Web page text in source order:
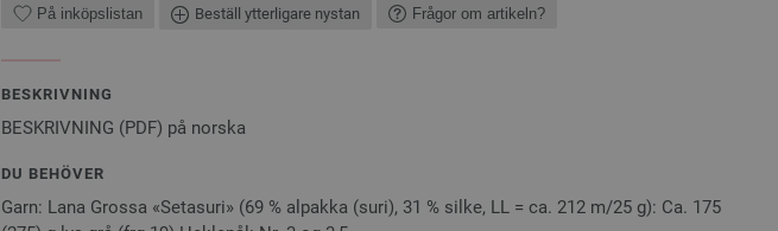
På inköpslistan Beställ ytterligare nystan Frågor om artikeln?
BESKRIVNING
BESKRIVNING (PDF) på norska
DU BEHÖVER
Garn: Lana Grossa «Setasuri» (69 % alpakka (suri), 31 % silke, LL = ca. 212 m/25 g): Ca. 175